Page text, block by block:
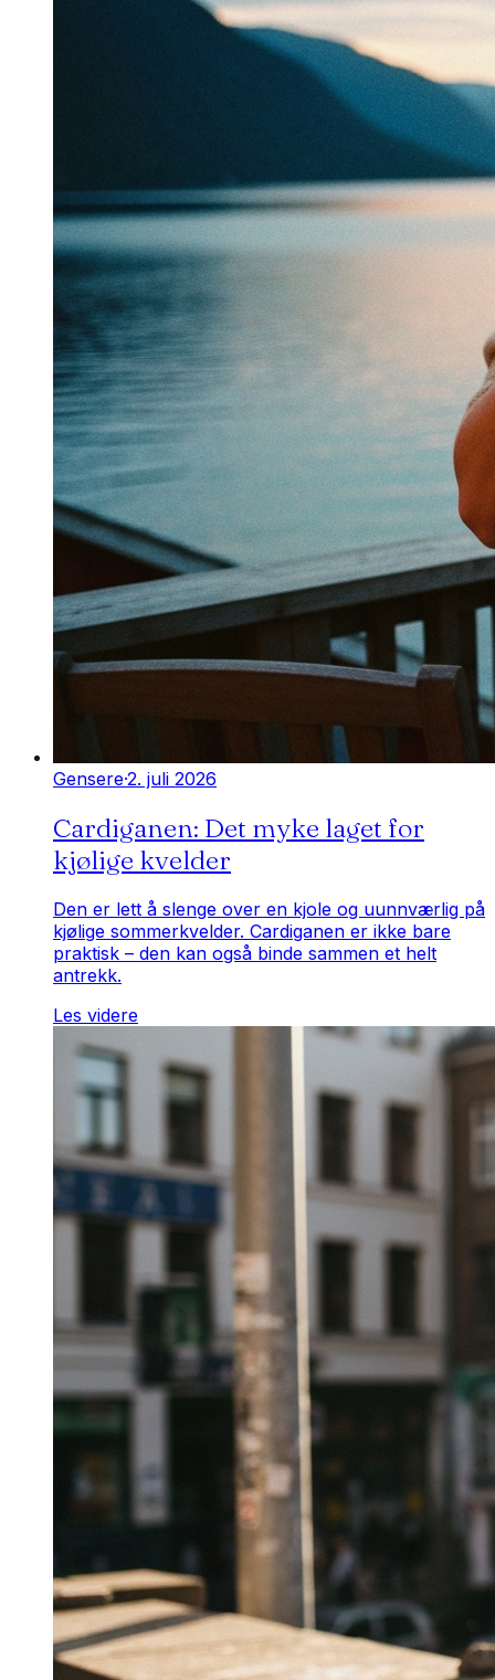
Gensere·2. juli 2026
Cardiganen: Det myke laget for
kjølige kvelder
Den er lett å slenge over en kjole og uunnværlig på
kjølige sommerkvelder. Cardiganen er ikke bare
praktisk – den kan også binde sammen et helt
antrekk.
Les videre